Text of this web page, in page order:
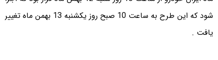
شود که این طرح به ساعت 10 صبح روز یکشنبه 13 بهمن ماه تغییر
یافت .